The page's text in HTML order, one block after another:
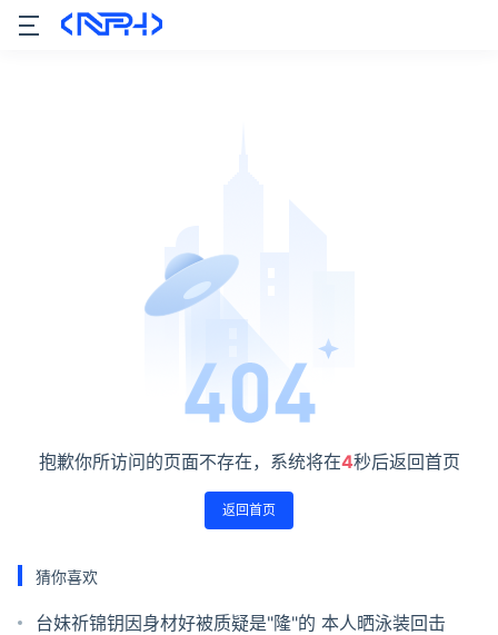
抱歉你所访问的页面不存在，系统将在4秒后返回首页
返回首页
猜你喜欢
台妹祈锦钥因身材好被质疑是"隆"的 本人晒泳装回击